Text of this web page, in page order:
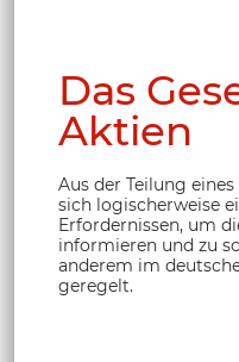
Das
Aktien
Aus der Teilung
sich logischerweise
Erfordernissen, um
informieren und zu
anderem im
geregelt.